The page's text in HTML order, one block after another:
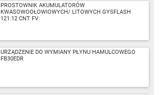
PROSTOWNIK AKUMULATORÓW
KWASOWOOŁOWIOWYCH/ LITOWYCH GYSFLASH
121.12 CNT FV
URZĄDZENIE DO WYMIANY PŁYNU HAMULCOWEGO
FB30EDR